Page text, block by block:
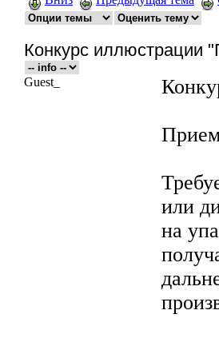
Конкурс иллюстрации
Guest_
или
на